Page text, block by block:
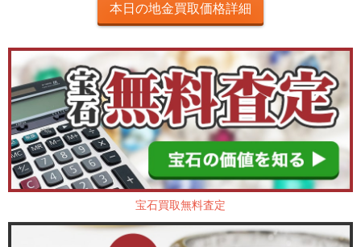
本日の地金買取価格詳細
宝石買取無料査定